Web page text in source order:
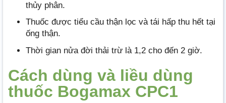
thủy phân.
Thuốc được tiểu cầu thận lọc và tái hấp thu hết tại
ống thận.
Thời gian nửa đời thải trừ là 1,2 cho đến 2 giờ.
Cách dùng và liều dùng
thuốc Bogamax CPC1